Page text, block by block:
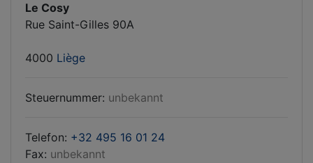
Le Cosy
Rue Saint-Gilles 90A
4000 Liège
Steuernummer: unbekannt
Telefon: +32 495 16 01 24
Fax: unbekannt